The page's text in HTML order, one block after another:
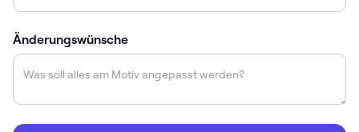
Änderungswünsche